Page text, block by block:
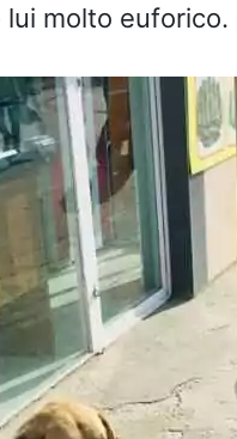
lui molto euforico.